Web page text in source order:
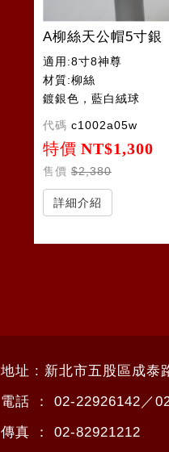
A柳絲天公帽5寸銀
適用:8寸8神尊
材質:柳絲
鍍銀色，藍白絨球
代碼 c1002a05w
特價 NT$1,300
售價 $2,380
詳細介紹
地址 : 新北市五股區成泰
電話 ： 02-22926142 ／
傳真 ： 02-82921212